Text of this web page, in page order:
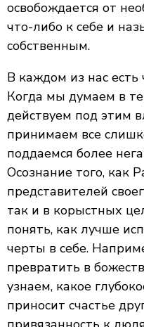
освобождается от
что-либо к себе и
собственным.
В каждом из нас есть
Когда мы думаем в
действуем под этим
принимаем все
поддаемся более
Осознание того, как
представителей
так и в корыстных
понять, как лучше
черты в себе.
превратить в
узнаем, какое
приносит счастье